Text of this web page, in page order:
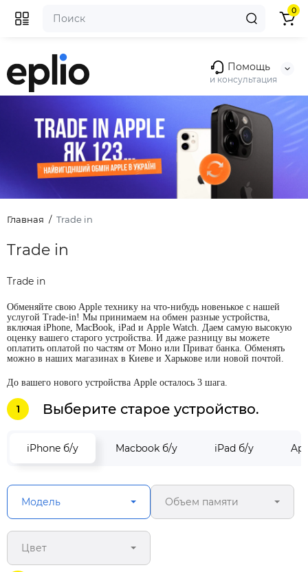
Помощь
и консультация
0
Главная Trade in
Trade in
Trade in
Обменяйте свою Apple технику на что-нибудь новенькое с нашей
услугой Trade-in! Мы принимаем на обмен разные устройства,
включая iPhone, MacBook, iPad и Apple Watch. Даем самую высокую
оценку вашего старого устройства. И даже разницу вы можете
оплатить оплатой по частям от Моно или Приват банка. Обменять
можно в наших магазинах в Киеве и Харькове или новой почтой.
До вашего нового устройства Apple осталось 3 шага.
1 Выберите старое устройство.
iPhone б/у Macbook б/у iPad б/у
Модель Объем памяти
Цвет